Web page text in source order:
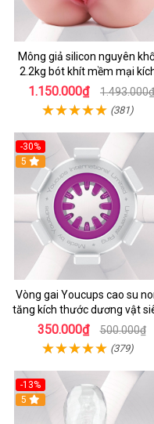
Mông giả silicon nguyên
2.2kg bót khít mềm mại
thích
1.150.000₫ 1.493.000₫
(381)
-30%
5
Vòng gai Youcups cao su
tăng kích thước dương vật
kích thích
350.000₫ 500.000₫
(379)
-13%
5